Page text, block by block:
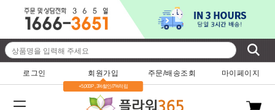
로그인 회원가입
+5,000P , 3%할인/7%적립
주문/배송조회 마이페이지